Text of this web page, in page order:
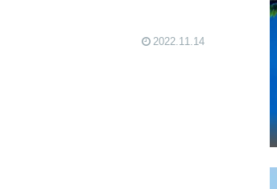
2022.11.14